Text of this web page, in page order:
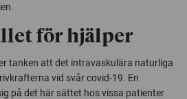
för hjälper
tanken att det intravaskulära naturliga
vid svår covid-19. En
på det här sättet hos vissa patienter